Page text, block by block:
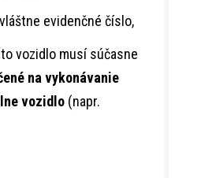
evidenčné číslo,
vozidlo musí súčasne
na vykonávanie
vozidlo (napr.